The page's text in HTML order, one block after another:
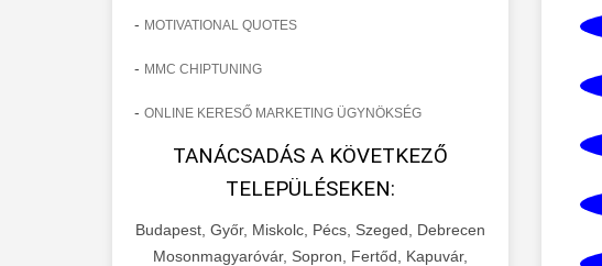
- MOTIVATIONAL QUOTES
- MMC CHIPTUNING
- ONLINE KERESŐ MARKETING ÜGYNÖKSÉG
TANÁCSADÁS A KÖVETKEZŐ
TELEPÜLÉSEKEN:
Budapest, Győr, Miskolc, Pécs, Szeged, Debrecen
Mosonmagyaróvár, Sopron, Fertőd, Kapuvár,